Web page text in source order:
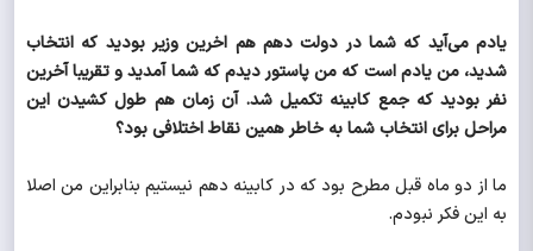
یادم می‌آید که شما در دولت دهم هم اخرین وزیر بودید که انتخاب
شدید، من یادم است که من پاستور دیدم که شما آمدید و تقریبا آخرین
نفر بودید که جمع کابینه تکمیل شد. آن زمان هم طول کشیدن این
مراحل برای انتخاب شما به خاطر همین نقاط اختلافی بود؟
ما از دو ماه قبل مطرح بود که در کابینه دهم نیستیم بنابراین من اصلا
به این فکر نبودم.